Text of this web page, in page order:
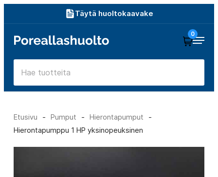
sisältöön
Täytä huoltokaavake
Poreallashuolto
0
Etusivu - Pumput - Hierontapumput
-
Hierontapumppu 1 HP yksinopeuksinen